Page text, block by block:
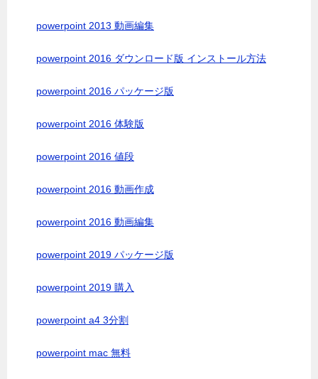
powerpoint 2013 動画編集
powerpoint 2016 ダウンロード版 インストール方法
powerpoint 2016 パッケージ版
powerpoint 2016 体験版
powerpoint 2016 値段
powerpoint 2016 動画作成
powerpoint 2016 動画編集
powerpoint 2019 パッケージ版
powerpoint 2019 購入
powerpoint a4 3分割
powerpoint mac 無料